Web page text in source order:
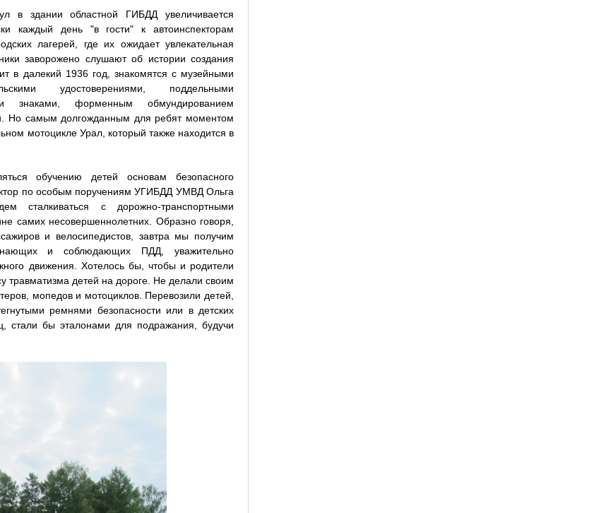
в здании областной ГИБДД увеличивается
каждый день "в гости" к автоинспекторам
лагерей, где их ожидает увлекательная
заворожено слушают об истории создания
в далекий 1936 год, знакомятся с музейными
удостоверениями, поддельными
знаками, форменным обмундированием
Но самым долгожданным для ребят моментом
мотоцикле Урал, который также находится в
обучению детей основам безопасного
по особым поручениям УГИБДД УМВД Ольга
с дорожно-транспортными
самих несовершеннолетних. Образно говоря,
и велосипедистов, завтра мы получим
и соблюдающих ПДД, уважительно
движения. Хотелось бы, чтобы и родители
травматизма детей на дороге. Не делали своим
мопедов и мотоциклов. Перевозили детей,
ремнями безопасности или в детских
стали бы эталонами для подражания, будучи